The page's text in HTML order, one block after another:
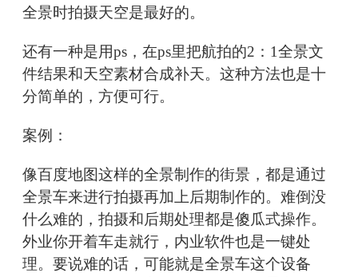
全景时拍摄天空是最好的。
还有一种是用ps，在ps里把航拍的2：1全景文
件结果和天空素材合成补天。这种方法也是十
分简单的，方便可行。
案例：
像百度地图这样的全景制作的街景，都是通过
全景车来进行拍摄再加上后期制作的。难倒没
什么难的，拍摄和后期处理都是傻瓜式操作。
外业你开着车走就行，内业软件也是一键处
理。要说难的话，可能就是全景车这个设备